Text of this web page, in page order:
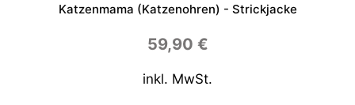
Katzenmama (Katzenohren) - Strickjacke
59,90 €
inkl. MwSt.